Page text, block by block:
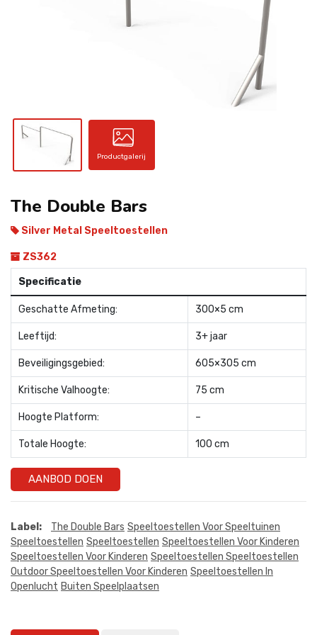
Productgalerij
The Double Bars
Silver Metal Speeltoestellen
ZS362
Specificatie
Geschatte Afmeting: 300×5 cm
Leeftijd: 3+ jaar
Beveiligingsgebied: 605×305 cm
Kritische Valhoogte: 75 cm
Hoogte Platform: –
Totale Hoogte: 100 cm
AANBOD DOEN
Label: The Double Bars Speeltoestellen Voor Speeltuinen
Speeltoestellen Speeltoestellen Speeltoestellen Voor Kinderen
Speeltoestellen Voor Kinderen Speeltoestellen Speeltoestellen
Outdoor Speeltoestellen Voor Kinderen Speeltoestellen In
Openlucht Buiten Speelplaatsen